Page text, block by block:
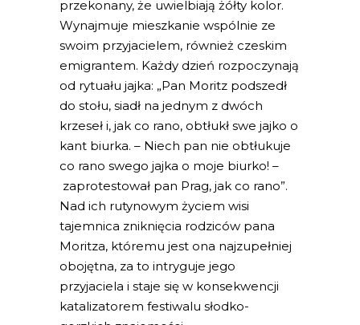
przekonany, że uwielbiają żółty kolor.
Wynajmuje mieszkanie wspólnie ze
swoim przyjacielem, również czeskim
emigrantem. Każdy dzień rozpoczynają
od rytuału jajka: „Pan Moritz podszedł
do stołu, siadł na jednym z dwóch
krzeseł i, jak co rano, obtłukł swe jajko o
kant biurka. – Niech pan nie obtłukuje
co rano swego jajka o moje biurko! –
zaprotestował pan Prag, jak co rano”.
Nad ich rutynowym życiem wisi
tajemnica zniknięcia rodziców pana
Moritza, któremu jest ona najzupełniej
obojętna, za to intryguje jego
przyjaciela i staje się w konsekwencji
katalizatorem festiwalu słodko-